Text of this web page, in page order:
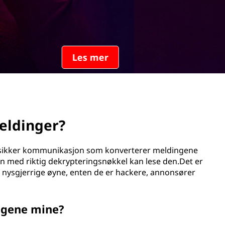
kommunikasjon som konverterer meldingene
med riktig dekrypteringsnøkkel kan lese den.Det er
øyne, enten de er hackere, annonsører
mine?